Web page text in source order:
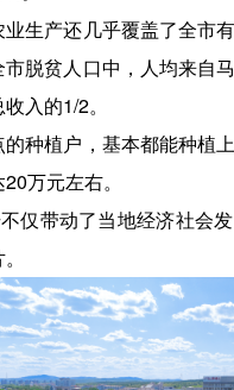
生产还几乎覆盖了全市
脱贫人口中，人均来自
入的1/2。
的种植户，基本都能种植
万元左右。
不仅带动了当地经济社会